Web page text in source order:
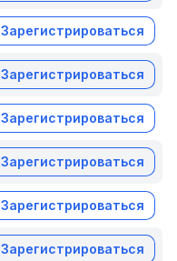
Зарегистрироваться
Зарегистрироваться
Зарегистрироваться
Зарегистрироваться
Зарегистрироваться
Зарегистрироваться